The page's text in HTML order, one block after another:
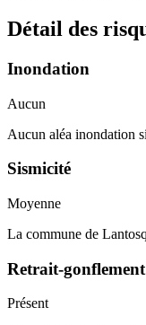
Détail des
Inondation
Aucun
Aucun aléa inondation
Sismicité
Moyenne
La commune de
Retrait-
Présent